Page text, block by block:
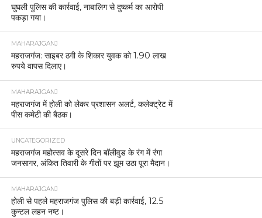
घुघली पुलिस की कार्रवाई, नाबालिग से दुष्कर्म का आरोपी
पकड़ा गया।
MAHARAJGANJ
महराजगंज: साइबर ठगी के शिकार युवक को 1.90 लाख
रुपये वापस दिलाए।
MAHARAJGANJ
महराजगंज में होली को लेकर प्रशासन अलर्ट, कलेक्ट्रेट में
पीस कमेटी की बैठक।
UNCATEGORIZED
महराजगंज महोत्सव के दूसरे दिन बॉलीवुड के रंग में रंगा
जनसागर, अंकित तिवारी के गीतों पर झूम उठा पूरा मैदान।
MAHARAJGANJ
होली से पहले महराजगंज पुलिस की बड़ी कार्रवाई, 12.5
कुन्टल लहन नष्ट।